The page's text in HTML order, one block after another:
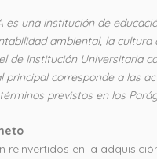
es una institución de
ambiental, la
Institución Universitaria
principal corresponde a
previstos en los
reinvertidos en la